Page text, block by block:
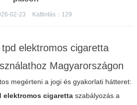
02-23 Kattintás： 129
elektromos cigaretta
Magyarországon
megérteni a jogi és gyakorlati hátteret:
elektromos cigaretta szabályozás a